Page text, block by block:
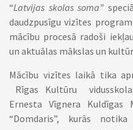
“Latvijas skolas soma”
daudzpusīgu vizītes
mācību procesā radoši
un aktuālas mākslas un
Mācību vizītes laikā tika
Rīgas Kultūru
Ernesta Vīgnera Kuldīgas
“Domdaris”, kurās